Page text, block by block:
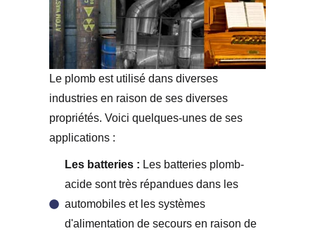
Le plomb est utilisé dans diverses
industries en raison de ses diverses
propriétés. Voici quelques-unes de ses
applications :
Les batteries : Les batteries plomb-
acide sont très répandues dans les
automobiles et les systèmes
d'alimentation de secours en raison de